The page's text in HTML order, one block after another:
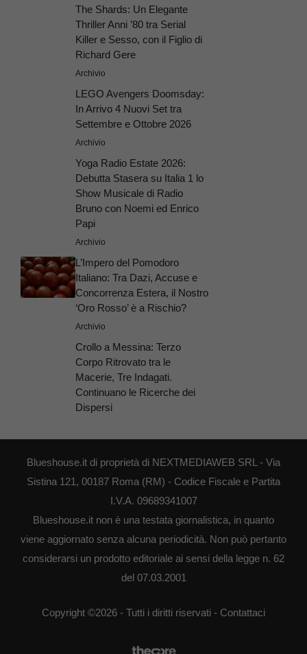
The Shards: Un Elegante
Thriller Anni ’80 tra Serial
Killer e Sesso, con il Figlio di
Richard Gere
Archivio
LEGO Avengers Doomsday:
In Arrivo 4 Nuovi Set tra
Settembre e Ottobre 2026
Archivio
Yoga Radio Estate 2026:
Debutta Stasera su Italia 1 lo
Show Musicale di Radio
Bruno con Noemi ed Enrico
Papi
Archivio
L’Impero del Pomodoro
Italiano: Tra Dazi, Accuse e
Concorrenza Estera, il Nostro
‘Oro Rosso’ è a Rischio?
Archivio
Crollo a Messina: Terzo
Corpo Ritrovato tra le
Macerie, Tre Indagati.
Continuano le Ricerche dei
Dispersi
Blueshouse.it di proprietà di NEXTMEDIAWEB SRL - Via
Sistina 121, 00187 Roma (RM) - Codice Fiscale e Partita
I.V.A. 09689341007
Blueshouse.it non è una testata giornalistica, in quanto
viene aggiornato senza alcuna periodicità. Non può pertanto
considerarsi un prodotto editoriale ai sensi della legge n. 62
del 07.03.2001
Copyright ©2026 - Tutti i diritti riservati - Contattaci